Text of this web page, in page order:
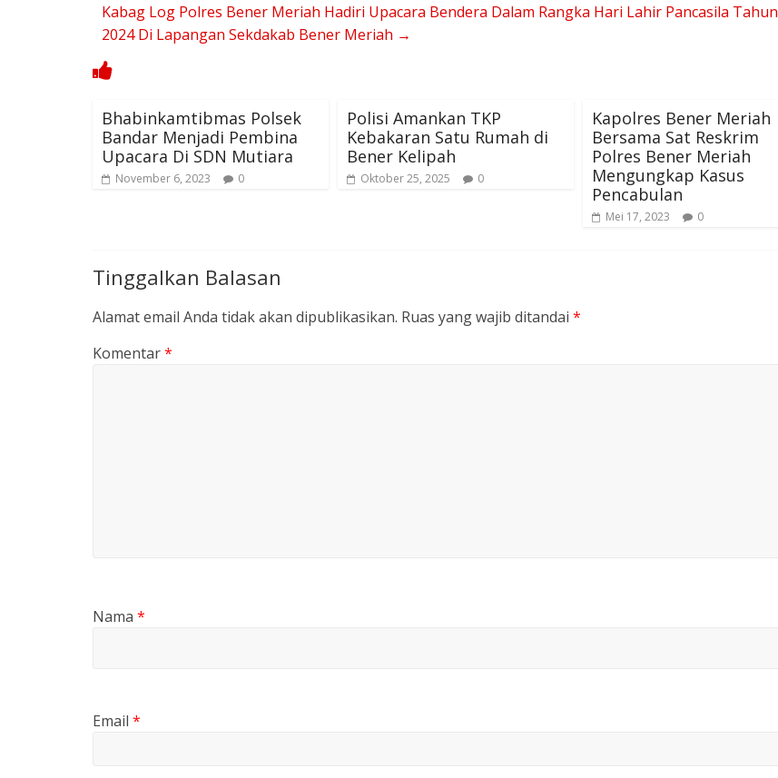
Kabag Log Polres Bener Meriah Hadiri Upacara Bendera Dalam Rangka Hari Lahir Pancasila Tahun
2024 Di Lapangan Sekdakab Bener Meriah →
Bhabinkamtibmas Polsek
Bandar Menjadi Pembina
Upacara Di SDN Mutiara
November 6, 2023 0
Polisi Amankan TKP
Kebakaran Satu Rumah di
Bener Kelipah
Oktober 25, 2025 0
Kapolres Bener Meriah
Bersama Sat Reskrim
Polres Bener Meriah
Mengungkap Kasus
Pencabulan
Mei 17, 2023 0
Tinggalkan Balasan
Alamat email Anda tidak akan dipublikasikan. Ruas yang wajib ditandai *
Komentar*
Nama *
Email *